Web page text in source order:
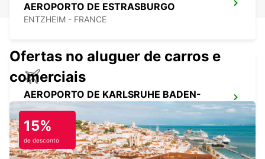
AEROPORTO DE ESTRASBURGO
ENTZHEIM - FRANCE
AEROPORTO DE KARLSRUHE BADEN-
BADEN
RHEINMUENSTER - GERMANY
Ofertas no aluguer de carros e
comerciais
15%
de desconto